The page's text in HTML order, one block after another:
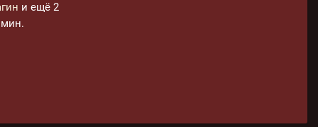
и ещё 2
мин.